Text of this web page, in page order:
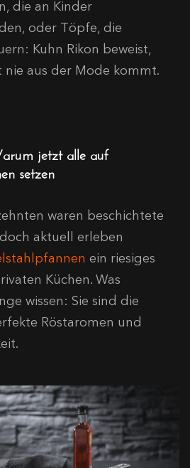
die an Kinder
oder Töpfe, die
Kuhn Rikon beweist,
nie aus der Mode kommt.
jetzt alle auf
setzen
waren beschichtete
aktuell erleben
ein riesiges
Küchen. Was
wissen: Sie sind die
Röstaromen und